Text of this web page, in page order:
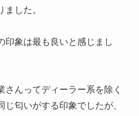
した。
印象は最も良いと感じまし
さんってディーラー系を除く
じ匂いがする印象でしたが、